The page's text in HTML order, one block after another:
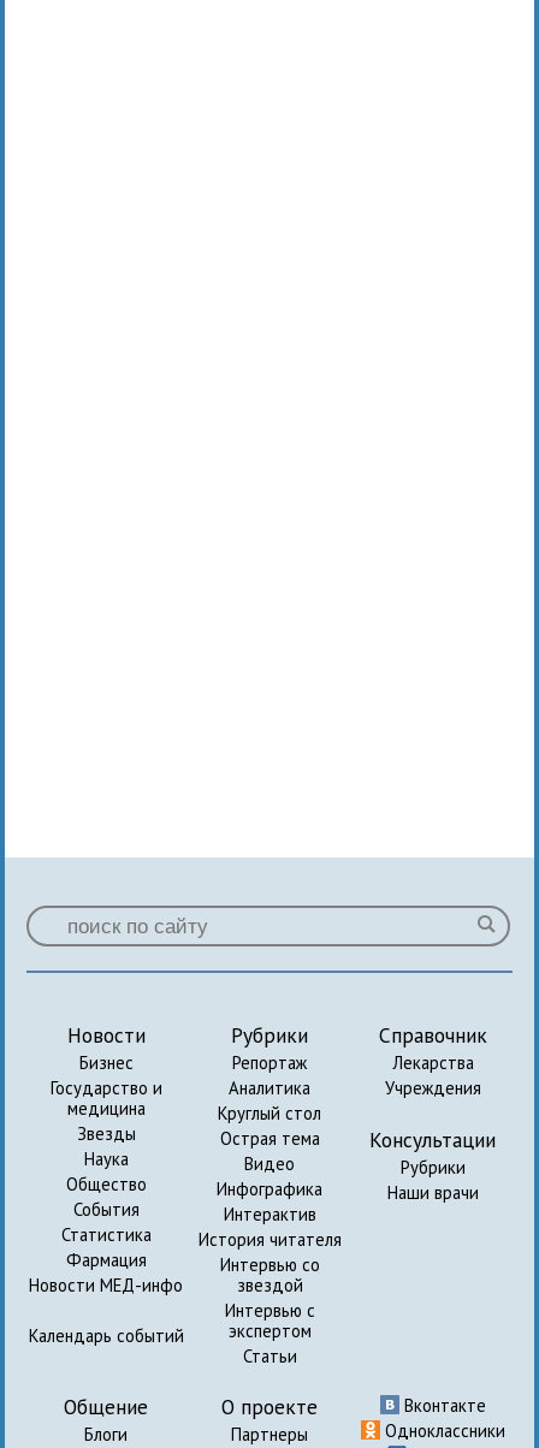
Новости
Бизнес
Государство и
медицина
Звезды
Наука
Общество
События
Статистика
Фармация
Новости МЕД-инфо
Календарь событий
Рубрики
Репортаж
Аналитика
Круглый стол
Острая тема
Видео
Инфографика
Интерактив
История читателя
Интервью со
звездой
Интервью с
экспертом
Статьи
Справочник
Лекарства
Учреждения
Консультации
Рубрики
Наши врачи
Общение
Блоги
О проекте
Партнеры
Вконтакте
Одноклассники